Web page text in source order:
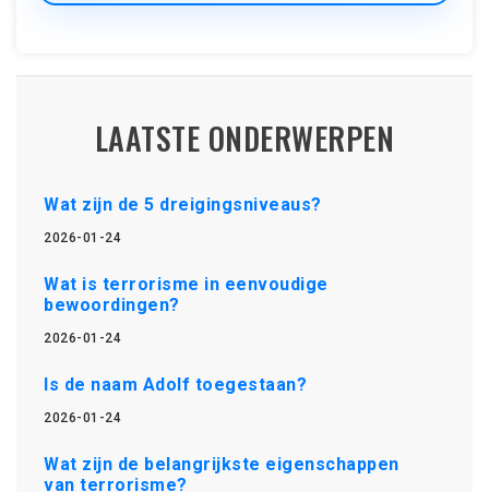
LAATSTE ONDERWERPEN
Wat zijn de 5 dreigingsniveaus?
2026-01-24
Wat is terrorisme in eenvoudige
bewoordingen?
2026-01-24
Is de naam Adolf toegestaan?
2026-01-24
Wat zijn de belangrijkste eigenschappen
van terrorisme?